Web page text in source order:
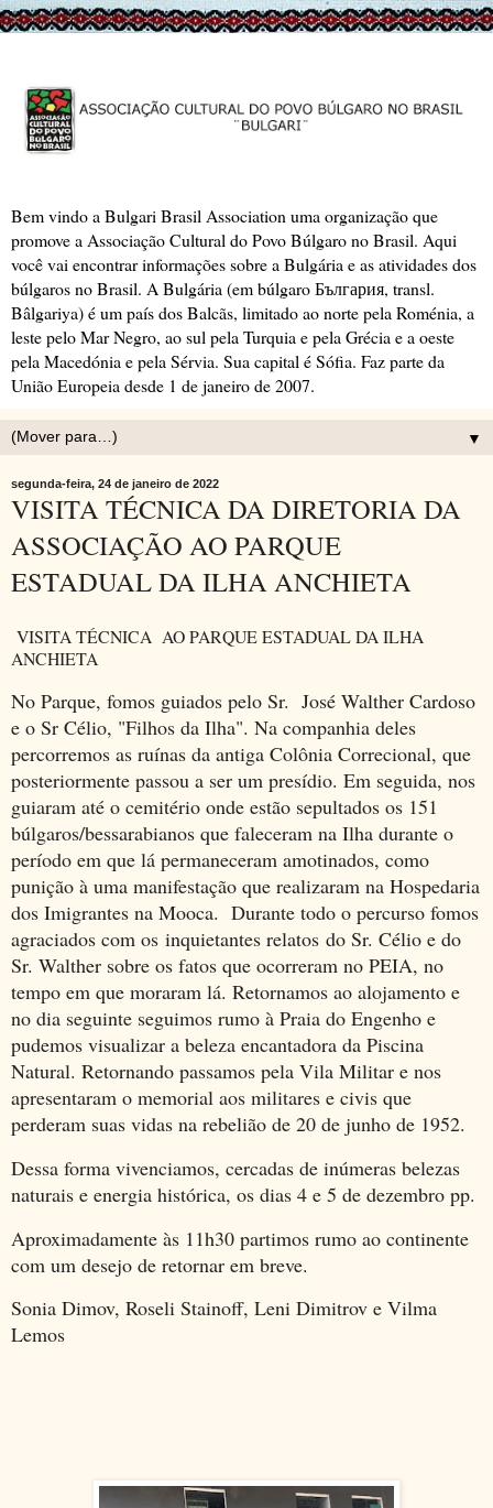
Bem vindo a Bulgari Brasil Association uma organização que
promove a Associação Cultural do Povo Búlgaro no Brasil. Aqui
você vai encontrar informações sobre a Bulgária e as atividades dos
búlgaros no Brasil. A Bulgária (em búlgaro България, transl.
Bâlgariya) é um país dos Balcãs, limitado ao norte pela Roménia, a
leste pelo Mar Negro, ao sul pela Turquia e pela Grécia e a oeste
pela Macedónia e pela Sérvia. Sua capital é Sófia. Faz parte da
União Europeia desde 1 de janeiro de 2007.
▼
segunda-feira, 24 de janeiro de 2022
VISITA TÉCNICA DA DIRETORIA DA
ASSOCIAÇÃO AO PARQUE
ESTADUAL DA ILHA ANCHIETA
VISITA TÉCNICA AO PARQUE ESTADUAL DA ILHA
ANCHIETA
No Parque, fomos guiados pelo Sr. José Walther Cardoso
e o Sr Célio, "Filhos da Ilha". Na companhia deles
percorremos as ruínas da antiga Colônia Correcional, que
posteriormente passou a ser um presídio. Em seguida, nos
guiaram até o cemitério onde estão sepultados os 151
búlgaros/bessarabianos que faleceram na Ilha durante o
período em que lá permaneceram amotinados, como
punição à uma manifestação que realizaram na Hospedaria
dos Imigrantes na Mooca. Durante todo o percurso fomos
agraciados com os inquietantes relatos do Sr. Célio e do
Sr. Walther sobre os fatos que ocorreram no PEIA, no
tempo em que moraram lá. Retornamos ao alojamento e
no dia seguinte seguimos rumo à Praia do Engenho e
pudemos visualizar a beleza encantadora da Piscina
Natural. Retornando passamos pela Vila Militar e nos
apresentaram o memorial aos militares e civis que
perderam suas vidas na rebelião de 20 de junho de 1952.
Dessa forma vivenciamos, cercadas de inúmeras belezas
naturais e energia histórica, os dias 4 e 5 de dezembro pp.
Aproximadamente às 11h30 partimos rumo ao continente
com um desejo de retornar em breve.
Sonia Dimov, Roseli Stainoff, Leni Dimitrov e Vilma
Lemos